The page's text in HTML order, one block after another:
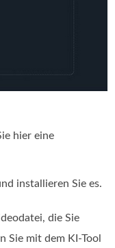
hier eine
installieren Sie es.
die Sie
Sie mit dem KI-Tool